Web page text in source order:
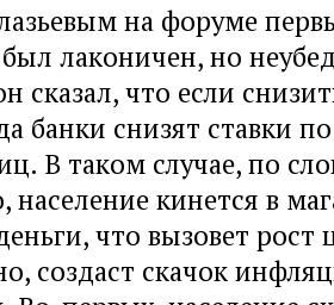
на форуме
лаконичен, но
сказал, что если
банки снизят ставки
В таком случае, по
население кинется в
что вызовет рост
создаст скачок